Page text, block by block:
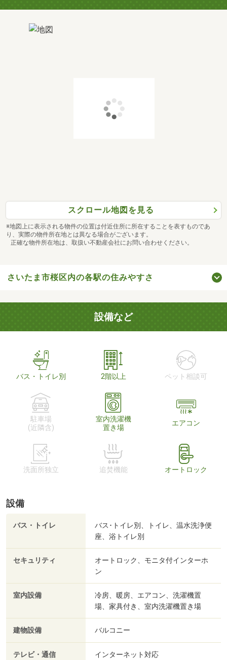
スクロール地図を見る
※地図上に表示される物件の位置は付近住所に所在することを表すものであ
り、実際の物件所在地とは異なる場合がございます。
正確な物件所在地は、取扱い不動産会社にお問い合わせください。
さいたま市桜区内の各駅の住みやすさ
設備など
バス・トイレ別 2階以上 ペット相談可
駐車場
(近隣含)
室内洗濯機
置き場
エアコン
洗面所独立 追焚機能 オートロック
設備
バス・トイレ
バス･トイレ別、トイレ、温水洗浄便
座、浴トイレ別
セキュリティ
オートロック、モニタ付インターホ
ン
室内設備
冷房、暖房、エアコン、洗濯機置
場、家具付き、室内洗濯機置き場
建物設備 バルコニー
テレビ・通信 インターネット対応